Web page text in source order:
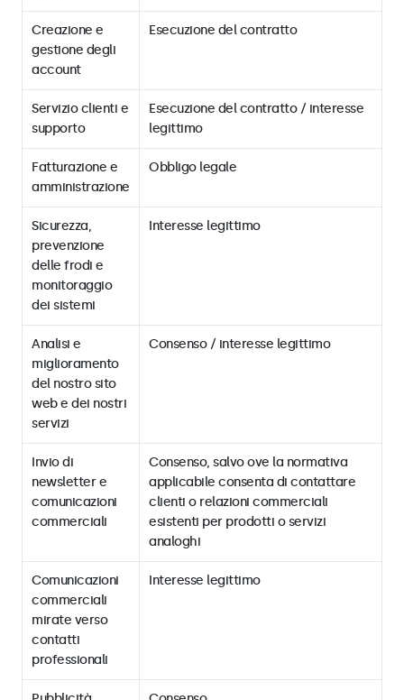
Creazione e
gestione degli
account
Esecuzione del contratto
Servizio clienti e
supporto
Esecuzione del contratto / interesse
legittimo
Fatturazione e
amministrazione
Obbligo legale
Sicurezza,
prevenzione
delle frodi e
monitoraggio
dei sistemi
Interesse legittimo
Analisi e
miglioramento
del nostro sito
web e dei nostri
servizi
Consenso / interesse legittimo
Invio di
newsletter e
comunicazioni
commerciali
Consenso, salvo ove la normativa
applicabile consenta di contattare
clienti o relazioni commerciali
esistenti per prodotti o servizi
analoghi
Comunicazioni
commerciali
mirate verso
contatti
professionali
Interesse legittimo